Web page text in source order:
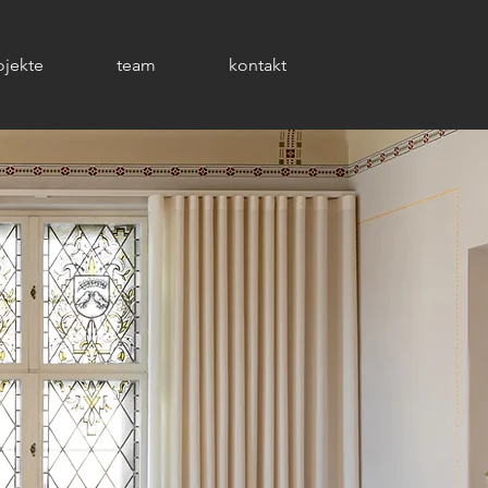
team kontakt